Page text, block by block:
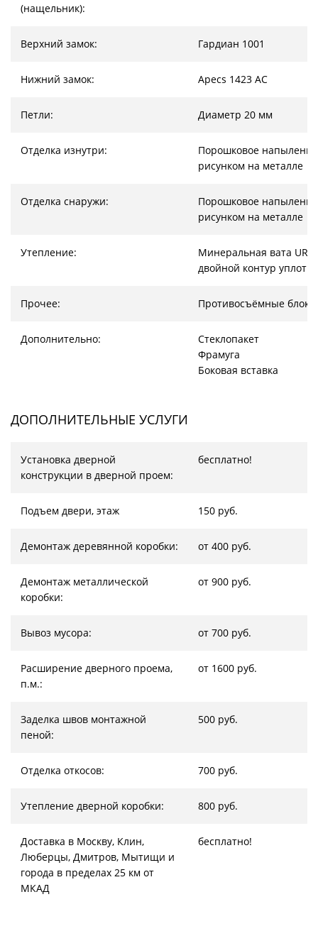
(нащельник):
Верхний замок: Гардиан 1001
Нижний замок: Apecs 1423 AC
Петли: Диаметр 20 мм
Отделка изнутри:
Порошковое
рисунком на металле
Отделка снаружи:
Порошковое
рисунком на металле
Утепление:
Минеральная вата
двойной контур
Прочее: Противосъёмные
Дополнительно:
Стеклопакет
Фрамуга
Боковая вставка
ДОПОЛНИТЕЛЬНЫЕ УСЛУГИ
Установка дверной
конструкции в дверной проем:
бесплатно!
Подъем двери, этаж 150 руб.
Демонтаж деревянной коробки: от 400 руб.
Демонтаж металлической
коробки:
от 900 руб.
Вывоз мусора: от 700 руб.
Расширение дверного проема,
п.м.:
от 1600 руб.
Заделка швов монтажной
пеной:
500 руб.
Отделка откосов: 700 руб.
Утепление дверной коробки: 800 руб.
Доставка в Москву, Клин,
Люберцы, Дмитров, Мытищи и
города в пределах 25 км от
МКАД
бесплатно!